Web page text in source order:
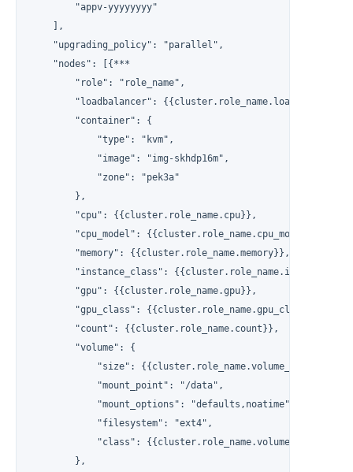
        "appv-yyyyyyyy"
    ],
    "upgrading_policy": "parallel",
    "nodes": [{***
        "role": "role_name",
"loadbalancer":
        "container": {
            "type": "kvm",
            "image": "img-skhdp16m",
            "zone": "pek3a"
        },
        "cpu": {{cluster.role_name.cpu}},
        "cpu_model": {{cluster.role_name.cpu_model}},
        "memory": {{cluster.role_name.memory}},
"instance_class":
        "gpu": {{cluster.role_name.gpu}},
        "gpu_class": {{cluster.role_name.gpu_class}},
        "count": {{cluster.role_name.count}},
        "volume": {
            "size": {{cluster.role_name.volume_size}},
            "mount_point": "/data",
            "mount_options": "defaults,noatime",
            "filesystem": "ext4",
            "class": {{cluster.role_name.volume_class}}
        },